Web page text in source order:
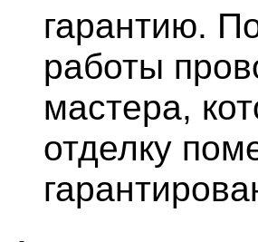
гарантию.
работы
мастера,
отделку